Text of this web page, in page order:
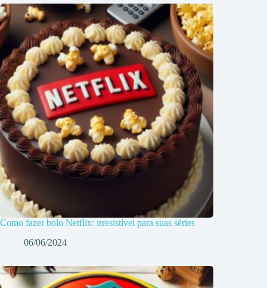
Como fazer bolo Netflix: irresistível para suas séries
06/06/2024